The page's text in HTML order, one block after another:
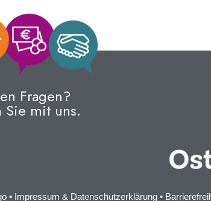
Fragen?
Sie mit uns.
• Impressum & Datenschutzerklärung •